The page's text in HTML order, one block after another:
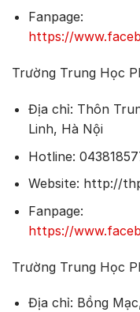
Fanpage:
https://
Trường Trung Học
Địa chỉ: Thôn
Linh, Hà Nội
Hotline:
Website: http://
Fanpage:
https://
Trường Trung Học
Địa chỉ: Bồng